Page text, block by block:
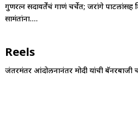
गुणरत्न सदावर्तेंचं गाणं चर्चेत; जरांगे पाटलांसह
सामंतांना....
Reels
जंतरमंतर आंदोलनानंतर मोदी यांची बॅनरबाजी